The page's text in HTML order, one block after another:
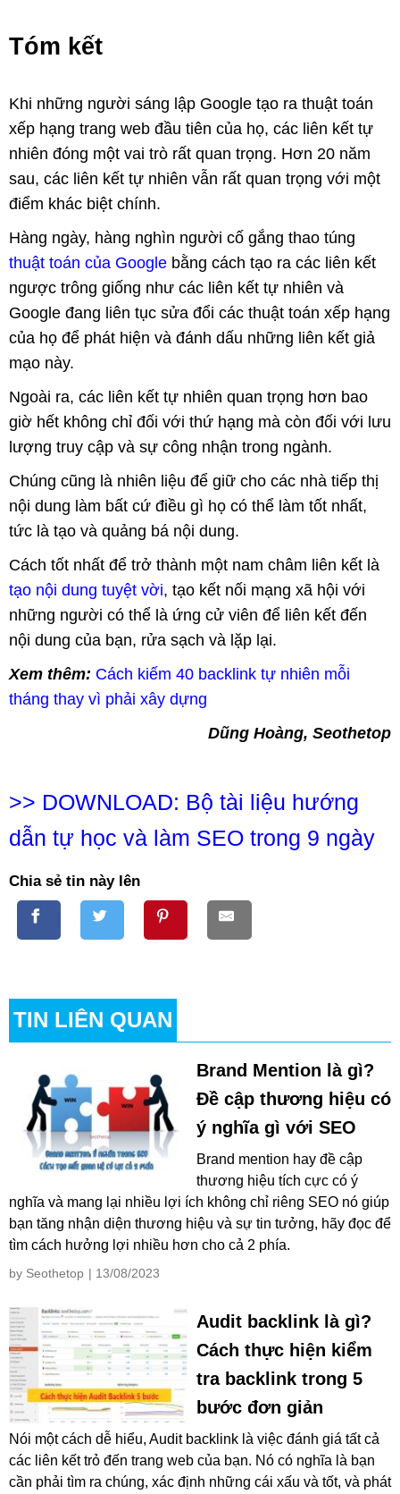
Tóm kết
Khi những người sáng lập Google tạo ra thuật toán
xếp hạng trang web đầu tiên của họ, các liên kết tự
nhiên đóng một vai trò rất quan trọng. Hơn 20 năm
sau, các liên kết tự nhiên vẫn rất quan trọng với một
điểm khác biệt chính.
Hàng ngày, hàng nghìn người cố gắng thao túng
thuật toán của Google bằng cách tạo ra các liên kết
ngược trông giống như các liên kết tự nhiên và
Google đang liên tục sửa đổi các thuật toán xếp hạng
của họ để phát hiện và đánh dấu những liên kết giả
mạo này.
Ngoài ra, các liên kết tự nhiên quan trọng hơn bao
giờ hết không chỉ đối với thứ hạng mà còn đối với lưu
lượng truy cập và sự công nhận trong ngành.
Chúng cũng là nhiên liệu để giữ cho các nhà tiếp thị
nội dung làm bất cứ điều gì họ có thể làm tốt nhất,
tức là tạo và quảng bá nội dung.
Cách tốt nhất để trở thành một nam châm liên kết là
tạo nội dung tuyệt vời, tạo kết nối mạng xã hội với
những người có thể là ứng cử viên để liên kết đến
nội dung của bạn, rửa sạch và lặp lại.
Xem thêm: Cách kiếm 40 backlink tự nhiên mỗi
tháng thay vì phải xây dựng
Dũng Hoàng, Seothetop
>> DOWNLOAD: Bộ tài liệu hướng
dẫn tự học và làm SEO trong 9 ngày
Chia sẻ tin này lên
TIN LIÊN QUAN
Brand Mention là gì?
Đề cập thương hiệu có
ý nghĩa gì với SEO
Brand mention hay đề cập
thương hiệu tích cực có ý
nghĩa và mang lại nhiều lợi ích không chỉ riêng SEO nó giúp
bạn tăng nhận diện thương hiệu và sự tin tưởng, hãy đọc để
tìm cách hưởng lợi nhiều hơn cho cả 2 phía.
by Seothetop | 13/08/2023
Audit backlink là gì?
Cách thực hiện kiểm
tra backlink trong 5
bước đơn giản
Nói một cách dễ hiểu, Audit backlink là việc đánh giá tất cả
các liên kết trỏ đến trang web của bạn. Nó có nghĩa là bạn
cần phải tìm ra chúng, xác định những cái xấu và tốt, và phát